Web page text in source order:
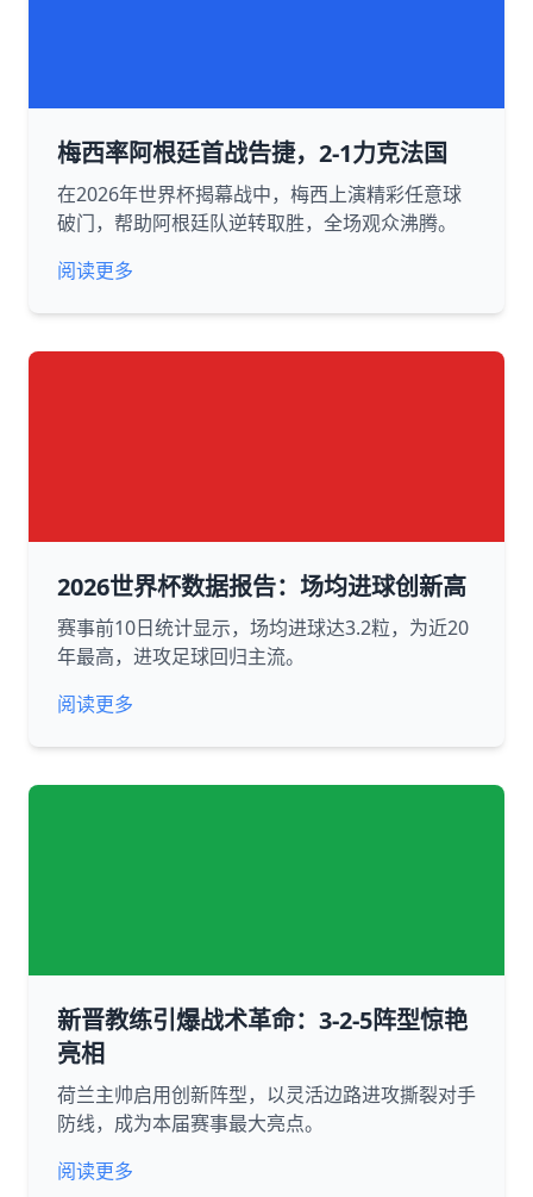
梅西率阿根廷首战告捷，2-1力克法国
在2026年世界杯揭幕战中，梅西上演精彩任意球
破门，帮助阿根廷队逆转取胜，全场观众沸腾。
阅读更多
2026世界杯数据报告：场均进球创新高
赛事前10日统计显示，场均进球达3.2粒，为近20
年最高，进攻足球回归主流。
阅读更多
新晋教练引爆战术革命：3-2-5阵型惊艳
亮相
荷兰主帅启用创新阵型，以灵活边路进攻撕裂对手
防线，成为本届赛事最大亮点。
阅读更多